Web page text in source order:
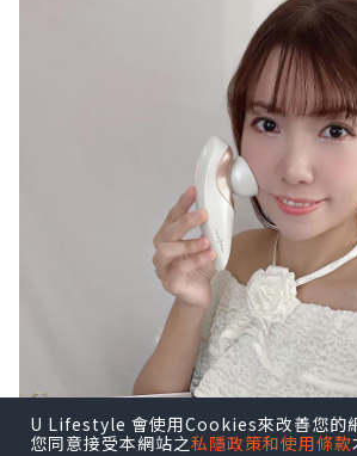
U Lifestyle 會使用Cookies來改善您的
您同意接受本網站之私隱政策和使用條款